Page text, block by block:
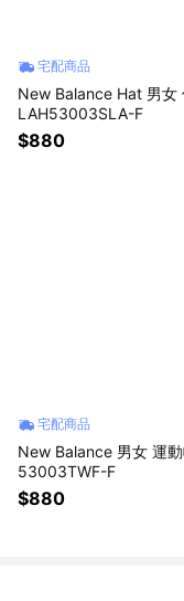
宅配商品
New Balance Hat 男女
LAH53003SLA-F
$880
宅配商品
New Balance 男女 運
53003TWF-F
$880